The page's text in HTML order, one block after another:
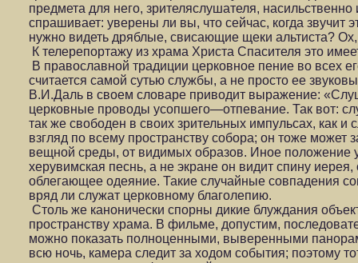
предмета для него, зрителяслушателя,
спрашивает: уверены ли вы, что сейчас, когда звучит
нужно видеть дряблые, свисающие щеки альтиста?
К телерепортажу из храма Христа Спасителя это
В православной традиции церковное пение во всех
считается самой сутью службы, а не просто ее
В.И.Даль в своем словаре приводит выражение:
церковные проводы усопшего—отпевание. Так вот:
так же свободен в своих зрительных импульсах, как и
взгляд по всему пространству собора; он тоже может
вещной среды, от видимых образов. Иное положение
херувимская песнь, а не экране он видит спину
облегающее одеяние. Такие случайные совпадения
вряд ли служат церковному благолепию.
Столь же канонически спорны дикие блуждания
пространству храма. В фильме, допустим,
можно показать полноценными, выверенными
всю ночь, камера следит за ходом события; поэтому